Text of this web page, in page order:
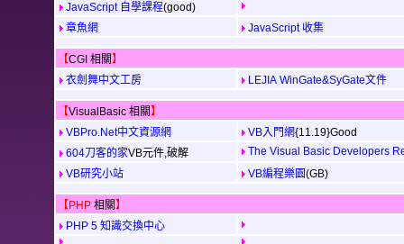
JavaScript 自學課程(good)
章魚網
JavaScript 收集
【CGI 相關】
衣劍舞中文工房
LEJIA WinGate&SyGate文件
【VisualBasic 相關】
VBPro.Net中文資源網
VB入門網{11.19}Good
604刀客的家VB元件,破解
The Visual Basic Developers
VB研究小站
VB編程樂園(GB)
【PHP 相關】
PHP 5 知識交換中心